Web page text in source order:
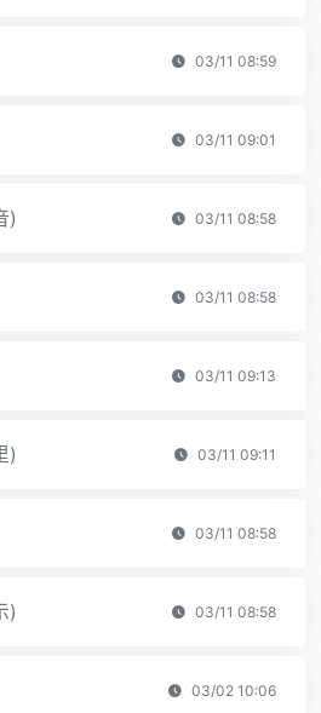
03/11 08:59
03/11 09:01
) 03/11 08:58
03/11 08:58
03/11 09:13
) 03/11 09:11
03/11 08:58
) 03/11 08:58
03/02 10:06